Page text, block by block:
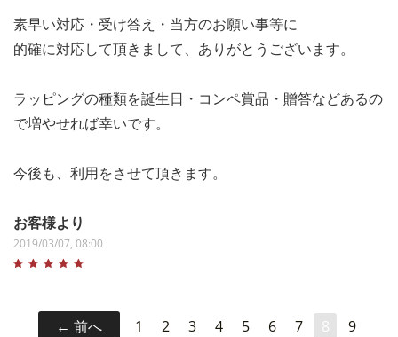
素早い対応・受け答え・当方のお願い事等に
的確に対応して頂きまして、ありがとうございます。
ラッピングの種類を誕生日・コンペ賞品・贈答などあるの
で増やせれば幸いです。
今後も、利用をさせて頂きます。
お客様より
2019/03/07, 08:00
前へ 1 2 3 4 5 6 7 8 9